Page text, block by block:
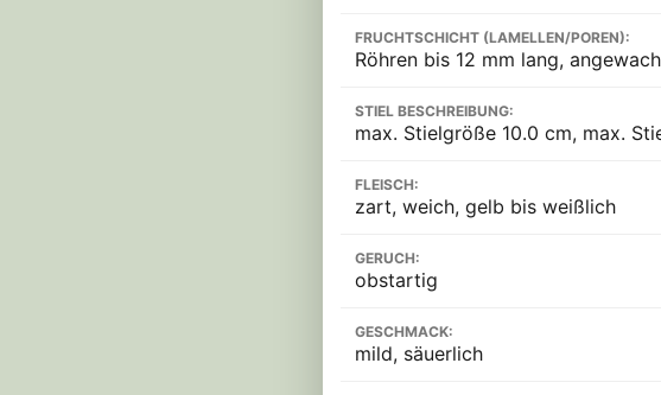
FRUCHTSCHICHT (LAMELLEN/POREN):
Röhren bis 12 mm lang,
STIEL BESCHREIBUNG:
max. Stielgröße 10.0 cm, max.
FLEISCH:
zart, weich, gelb bis weißlich
GERUCH:
obstartig
GESCHMACK:
mild, säuerlich